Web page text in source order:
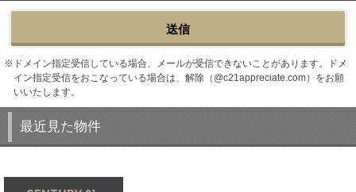
送信
ドメイン指定受信している場合、メールが受信できないことがあります。ドメ
イン指定受信をおこなっている場合は、解除（@c21appreciate.com）をお願
いいたします。
最近見た物件